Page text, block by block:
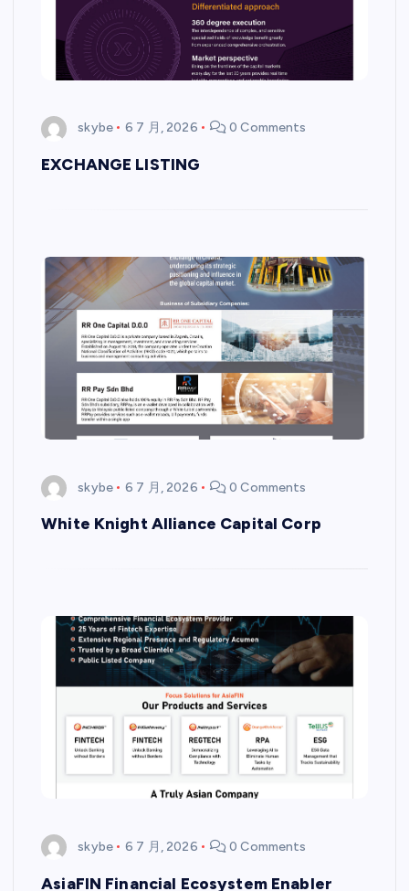
skybe 6 7 月, 2026 0 Comments
EXCHANGE LISTING
skybe 6 7 月, 2026 0 Comments
White Knight Alliance Capital Corp
skybe 6 7 月, 2026 0 Comments
AsiaFIN Financial Ecosystem Enabler